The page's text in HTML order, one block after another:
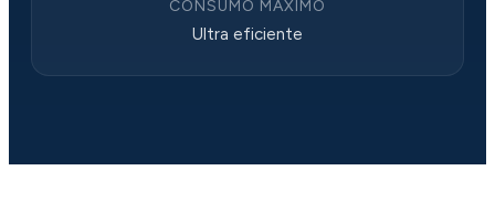
CONSUMO MÁXIMO
Ultra eficiente